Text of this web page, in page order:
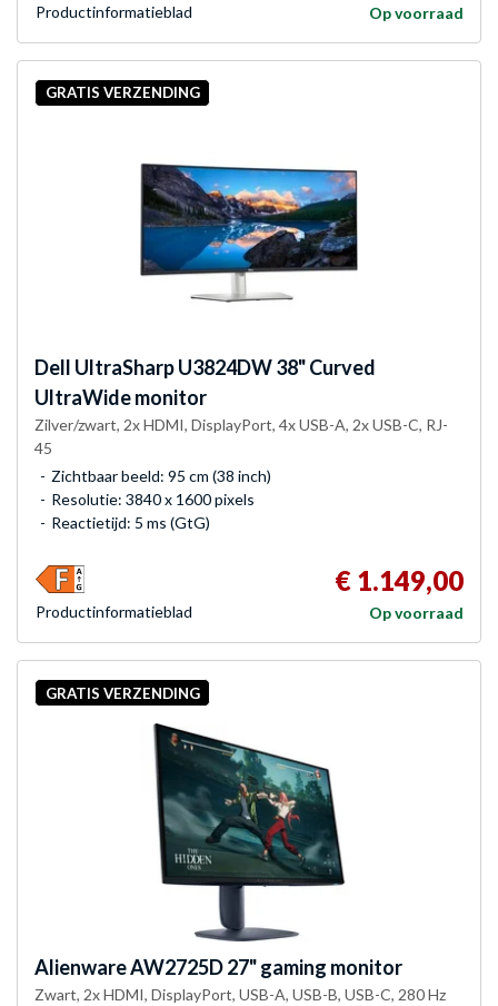
Op voorraad
Product­informatieblad
GRATIS VERZENDING
Dell UltraSharp U3824DW 38" Curved
UltraWide monitor
Zilver/zwart, 2x HDMI, DisplayPort, 4x USB-A, 2x USB-C, RJ-
45
Zichtbaar beeld: 95 cm (38 inch)
Resolutie: 3840 x 1600 pixels
Reactietijd: 5 ms (GtG)
€ 1.149,00
Op voorraad
Product­informatieblad
GRATIS VERZENDING
AlienwareAW2725D 27" gaming monitor
Zwart, 2x HDMI, DisplayPort, USB-A, USB-B, USB-C, 280 Hz